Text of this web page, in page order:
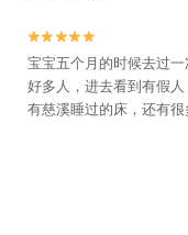


宝宝五个月的时候去过
好多人，进去看到有假人
有慈溪睡过的床，还有很